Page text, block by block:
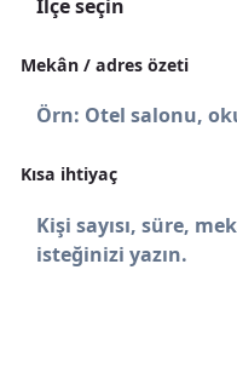
Mekân / adres özeti
Kısa ihtiyaç